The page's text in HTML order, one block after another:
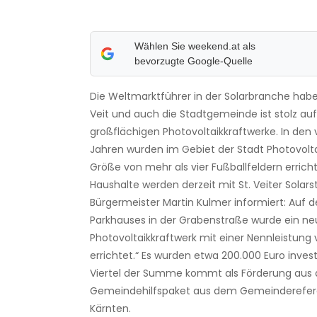
Wählen Sie weekend.at als
bevorzugte Google-Quelle
Die Weltmarktführer in der Solarbranche
Veit und auch die Stadtgemeinde ist stolz
großflächigen Photovoltaikkraftwerke. In den
Jahren wurden im Gebiet der Stadt
Größe von mehr als vier Fußballfeldern
Haushalte werden derzeit mit St. Veiter
Bürgermeister Martin Kulmer informiert: Auf
Parkhauses in der Grabenstraße wurde ein
Photovoltaikkraftwerk mit einer Nennleistung
errichtet.“ Es wurden etwa 200.000 Euro
Viertel der Summe kommt als Förderung aus
Gemeindehilfspaket aus dem
Kärnten.